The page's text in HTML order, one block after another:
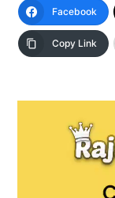
Facebook
Copy Link